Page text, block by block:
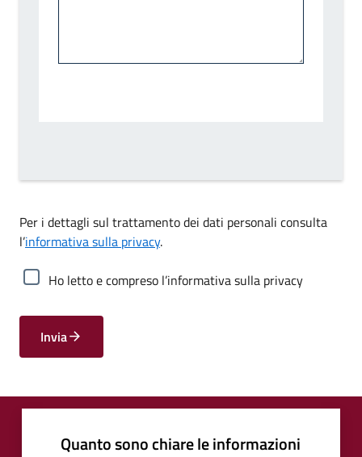
Per i dettagli sul trattamento dei dati personali consulta
l’informativa sulla privacy.
Ho letto e compreso l’informativa sulla privacy
Invia
Quanto sono chiare le informazioni